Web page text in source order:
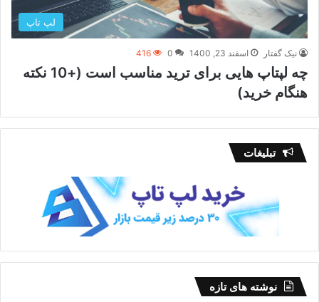
لپ تاپ
نیک گفتار اسفند 23, 1400 0
416
چه لپتاپ هایی برای ترید مناسب است (+10 نکته
هنگام خرید)
تبلیغات
نوشته های تازه